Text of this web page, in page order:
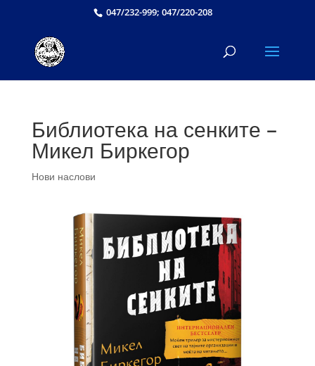
047/232-999; 047/220-208
Библиотека на сенките –
Микел Биркегор
Нови наслови